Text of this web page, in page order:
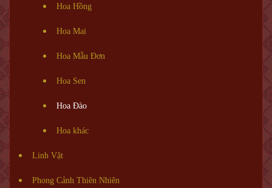
Hoa Hồng
Hoa Mai
Hoa Mẫu Đơn
Hoa Sen
Hoa Đào
Hoa khác
Linh Vật
Phong Cảnh Thiên Nhiên